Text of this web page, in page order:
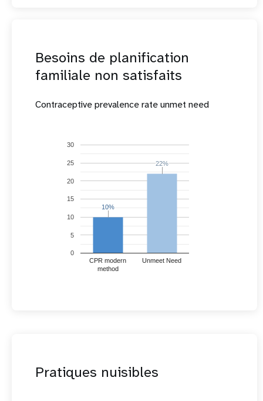
Besoins de planification
familiale non satisfaits
Contraceptive prevalence rate unmet need
CPR modern
method
Unmeet Need
0
5
10
15
20
25
30
10%
10%
22%
22%
Pratiques nuisibles